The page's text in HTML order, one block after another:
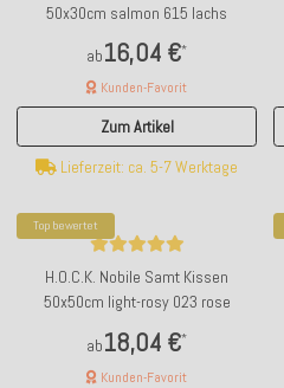
50x30cm salmon 615 lachs
ab16,04 €*
Kunden-Favorit
Zum Artikel
Lieferzeit: ca. 5-7 Werktage
Top bewertet
H.O.C.K. Nobile Samt Kissen
50x50cm light-rosy 023 rose
ab18,04 €*
Kunden-Favorit